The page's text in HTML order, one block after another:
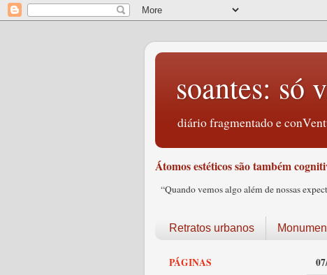
soantes: só
diário fragmentado e
Átomos estéticos são também
“Quando vemos algo além de nossas
Retratos urbanos
PÁGINAS